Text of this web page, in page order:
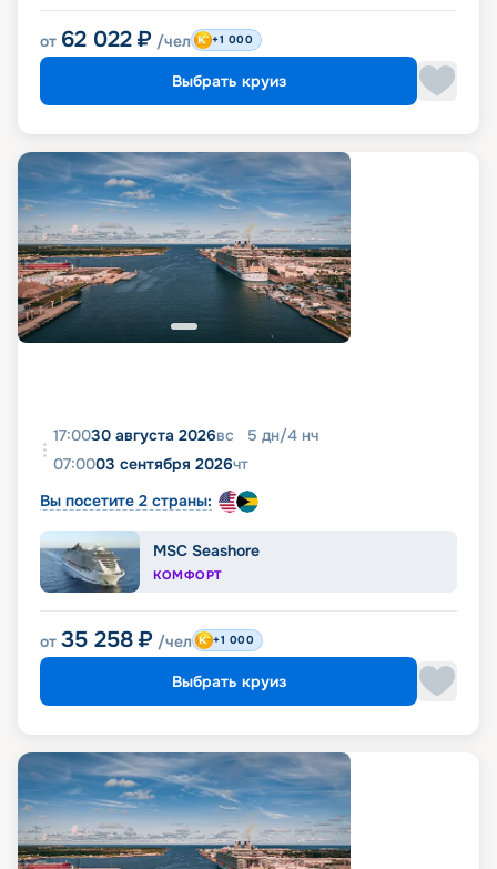
от 62 022 ₽ /чел +1 000
Выбрать круиз
17:0030 августа 2026вс 5 дн/4 нч
07:0003 сентября 2026чт
Вы посетите 2 страны:
MSC Seashore
КОМФОРТ
от 35 258 ₽ /чел +1 000
Выбрать круиз